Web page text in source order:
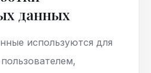
данных
используются для